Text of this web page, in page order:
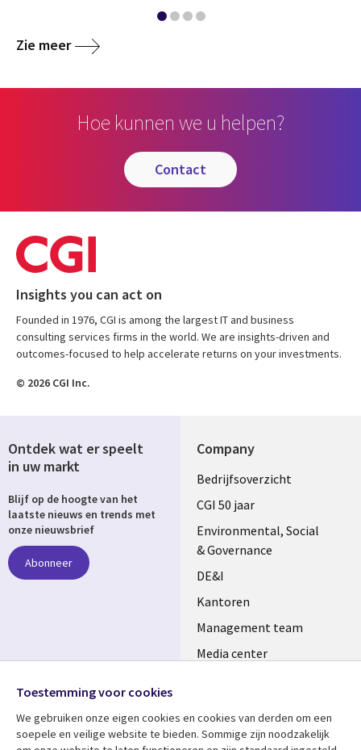
Zie meer
Hoe kunnen we u helpen?
contact
Insights you can act on
Founded in 1976, CGI is among the largest IT and business
consulting services firms in the world. We are insights-driven and
outcomes-focused to help accelerate returns on your investments.
© 2026 CGI Inc.
Company
Useful
links
NETHERLANDS
Bedrijfsoverzicht
CGI 50 jaar
Environmental, Social
& Governance
DE&I
Kantoren
Management team
Media center
Ontdek wat er speelt
in uw markt
Blijf op de hoogte van het
laatste nieuws en trends met
onze nieuwsbrief
Abonneer
Media
NETHERLANDS
Toestemming voor cookies
We gebruiken onze eigen cookies en cookies van derden om een ​​
soepele en veilige website te bieden. Sommige zijn noodzakelijk